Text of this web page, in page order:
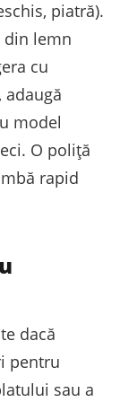
piatră).
din lemn
cu
model
O poliță
rapid
dacă
pentru
sau a